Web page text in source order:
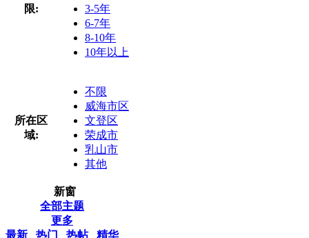
限:
3-5年
6-7年
8-10年
10年以上
所在区
域:
不限
威海市区
文登区
荣成市
乳山市
其他
新窗
全部主题
更多
最新
热门 热帖 精华